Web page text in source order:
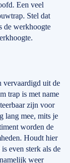
Een veel
Stel dat
de werkhoogte
vervaardigd uit de
trap is met name
zijn voor
lang mee, mits je
worden de
Houdt hier
even sterk als de
weer